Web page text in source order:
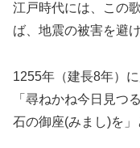
江戸時代には、この
ば、地震の被害を避
1255年（建長8年）
「尋ねかね今日見つ
石の御座(みまし)を」